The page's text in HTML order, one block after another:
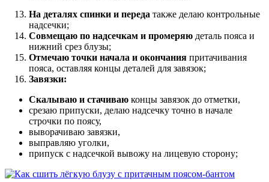
На деталях спинки и переда также делаю контрольные
надсечки;
Совмещаю по надсечкам и промеряю деталь пояса и
нижний срез блузы;
Отмечаю точки начала и окончания притачивания
пояса, оставляя концы деталей для завязок;
Завязки:
Скалываю и стачиваю концы завязок до отметки,
срезаю припуски, делаю надсечку точно в начале
строчки по поясу,
выворачиваю завязки,
выправляю уголки,
припуск с надсечкой вывожу на лицевую сторону;